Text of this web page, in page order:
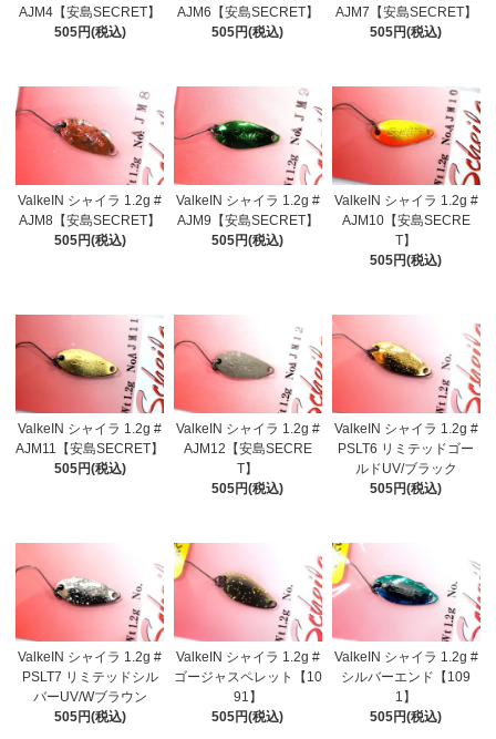
AJM4【安島SECRET】
505円(税込)
AJM6【安島SECRET】
505円(税込)
AJM7【安島SECRET】
505円(税込)
ValkeIN シャイラ 1.2g #
AJM8【安島SECRET】
505円(税込)
ValkeIN シャイラ 1.2g #
AJM9【安島SECRET】
505円(税込)
ValkeIN シャイラ 1.2g #
AJM10【安島SECRE
T】
505円(税込)
ValkeIN シャイラ 1.2g #
AJM11【安島SECRET】
505円(税込)
ValkeIN シャイラ 1.2g #
AJM12【安島SECRE
T】
505円(税込)
ValkeIN シャイラ 1.2g #
PSLT6 リミテッドゴー
ルドUV/ブラック
505円(税込)
ValkeIN シャイラ 1.2g #
PSLT7 リミテッドシル
バーUV/Wブラウン
505円(税込)
ValkeIN シャイラ 1.2g #
ゴージャスペレット【10
91】
505円(税込)
ValkeIN シャイラ 1.2g #
シルバーエンド【109
1】
505円(税込)